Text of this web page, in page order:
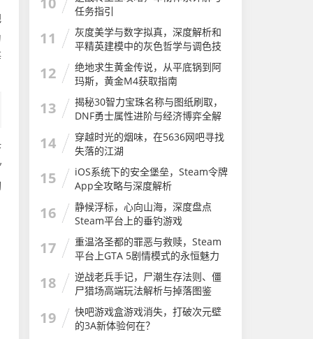
任务指引
11
灰度美学与数字拟真，深度解析和
平精英建模中的灰色哲学与调色技
巧
12
绝地求生黄金传说，从平底锅到阿
玛斯，黄金M4获取指南
13
揭秘30智力宝珠名称与图纸刷取，
DNF勇士属性进阶与经济博弈全解
析
14
穿越时光的烟味，在5636网吧寻找
失落的江湖
15
iOS系统下的安全堡垒，Steam令牌
App全攻略与深度解析
16
静候浮标，心向山海，深度盘点
Steam平台上的垂钓游戏
17
重温洛圣都的罪恶与救赎，Steam
平台上GTA 5剧情模式的永恒魅力
GTA剧情大合集
18
逆战老兵手记，尸潮生存法则、僵
尸猎场高端玩法解析与掉落图鉴
19
快吧游戏盒游戏消失，打破次元壁
的3A新体验何在？